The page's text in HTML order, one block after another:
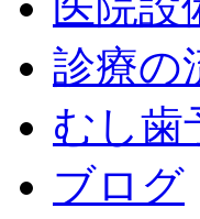
診療の
むし歯
ブログ